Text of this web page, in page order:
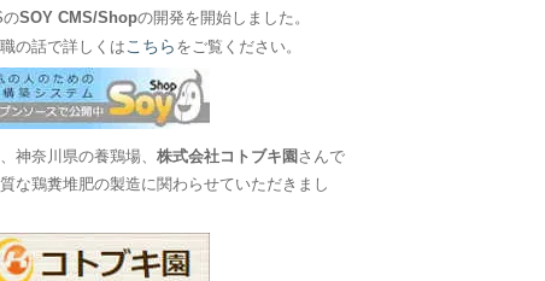
のSOY CMS/Shopの開発を開始しました。
の話で詳しくは こちら をご覧ください。
神奈川県の養鶏場、株式会社コトブキ園 さんで
な鶏糞堆肥の製造に関わらせていただきまし